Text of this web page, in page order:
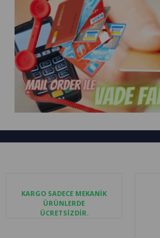
KARGO SADECE MEKANİK
ÜRÜNLERDE
ÜCRETSİZDİR.